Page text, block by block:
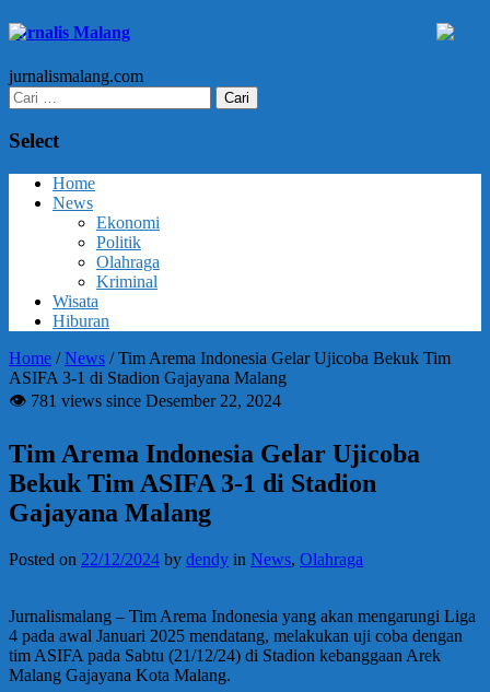
Jurnalis Malang
jurnalismalang.com
Cari
untuk:
Select
Home
News
Ekonomi
Politik
Olahraga
Kriminal
Wisata
Hiburan
Home /News /Tim Arema Indonesia Gelar Ujicoba Bekuk Tim
ASIFA 3-1 di Stadion Gajayana Malang
👁 781 views since Desember 22, 2024
Tim Arema Indonesia Gelar Ujicoba
Bekuk Tim ASIFA 3-1 di Stadion
Gajayana Malang
Posted on 22/12/2024 by dendy in News, Olahraga
Jurnalismalang – Tim Arema Indonesia yang akan mengarungi Liga
4 pada awal Januari 2025 mendatang, melakukan uji coba dengan
tim ASIFA pada Sabtu (21/12/24) di Stadion kebanggaan Arek
Malang Gajayana Kota Malang.